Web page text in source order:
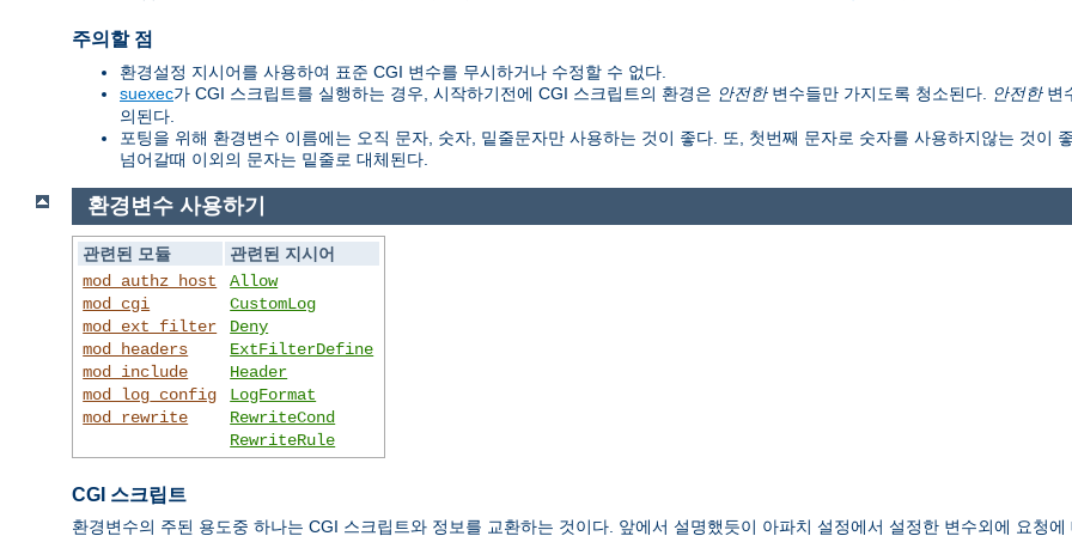
주의할 점
환경설정 지시어를 사용하여 표준 CGI 변수를 무시하거나 수정할 수 없다.
suexec가 CGI 스크립트를 실행하는 경우, 시작하기전에 CGI 스크립트의 환경은 안전한변수들만 가지도록 청소된다. 안전한변
의된다.
포팅을 위해 환경변수 이름에는 오직 문자, 숫자, 밑줄문자만 사용하는 것이 좋다. 또, 첫번째 문자로 숫자를 사용하지않는 것이
넘어갈때 이외의 문자는 밑줄로 대체된다.
환경변수 사용하기
관련된 모듈
관련된 지시어
mod_authz_host
mod_cgi
mod_ext_filter
mod_headers
mod_include
mod_log_config
mod_rewrite
Allow
CustomLog
Deny
ExtFilterDefine
Header
LogFormat
RewriteCond
RewriteRule
CGI 스크립트
환경변수의 주된 용도중 하나는 CGI 스크립트와 정보를 교환하는 것이다. 앞에서 설명했듯이 아파치 설정에서 설정한 변수외에 요청